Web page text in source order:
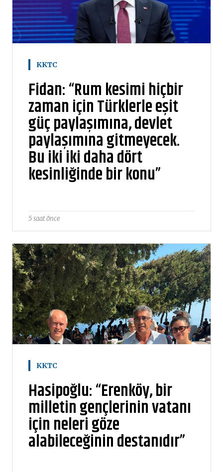
KKTC
Fidan: “Rum kesimi hiçbir
zaman için Türklerle eşit
güç paylaşımına, devlet
paylaşımına gitmeyecek.
Bu iki iki daha dört
kesinliğinde bir konu”
5 saat önce
KKTC
Hasipoğlu: “Erenköy, bir
milletin gençlerinin vatanı
için neleri göze
alabileceğinin destanıdır”